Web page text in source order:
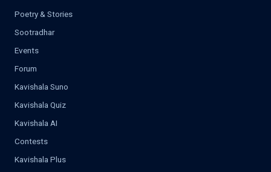
Poetry & Stories
Sootradhar
Events
Forum
Kavishala Suno
Kavishala Quiz
Kavishala AI
Contests
Kavishala Plus